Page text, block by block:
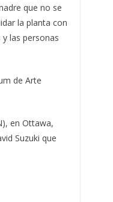
que no se
la planta con
las personas
de Arte
en Ottawa,
Suzuki que